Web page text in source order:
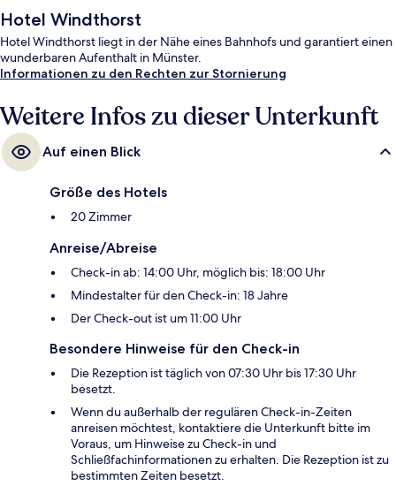
Hotel Windthorst
Hotel Windthorst liegt in der Nähe eines Bahnhofs und garantiert einen
wunderbaren Aufenthalt in Münster.
Informationen zu den Rechten zur Stornierung
Weitere Infos zu dieser Unterkunft
Auf einen Blick
Größe des Hotels
20 Zimmer
Anreise/Abreise
Check-in ab: 14:00 Uhr, möglich bis: 18:00 Uhr
Mindestalter für den Check-in: 18 Jahre
Der Check-out ist um 11:00 Uhr
Besondere Hinweise für den Check-in
Die Rezeption ist täglich von 07:30 Uhr bis 17:30 Uhr
besetzt.
Wenn du außerhalb der regulären Check-in-Zeiten
anreisen möchtest, kontaktiere die Unterkunft bitte im
Voraus, um Hinweise zu Check-in und
Schließfachinformationen zu erhalten. Die Rezeption ist zu
bestimmten Zeiten besetzt.